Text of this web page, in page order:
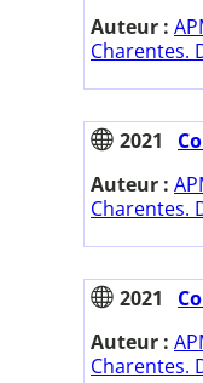
Auteur :
Charentes.
2021
Auteur :
Charentes.
2021
Auteur :
Charentes.